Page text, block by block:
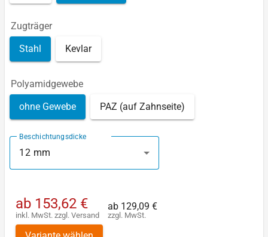
Zugträger
Stahl Kevlar
Polyamidgewebe
ohne Gewebe PAZ (auf Zahnseite)
Beschichtungsdicke
12 mm
ab 153,62 €
inkl. MwSt. zzgl. Versand
ab 129,09 €
zzgl. MwSt.